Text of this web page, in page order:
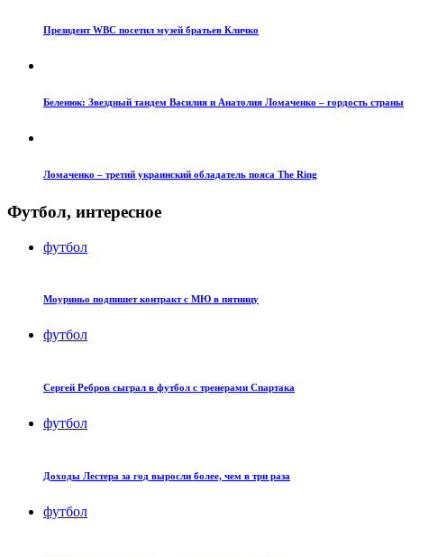
Президент WBC посетил музей братьев Кличко
Беленюк: Звездный тандем Василия и Анатолия Ломаченко – гордость страны
Ломаченко – третий украинский обладатель пояса The Ring
Футбол, интересное
футбол
Моуриньо подпишет контракт с МЮ в пятницу
футбол
Сергей Ребров сыграл в футбол с тренерами Спартака
футбол
Доходы Лестера за год выросли более, чем в три раза
футбол